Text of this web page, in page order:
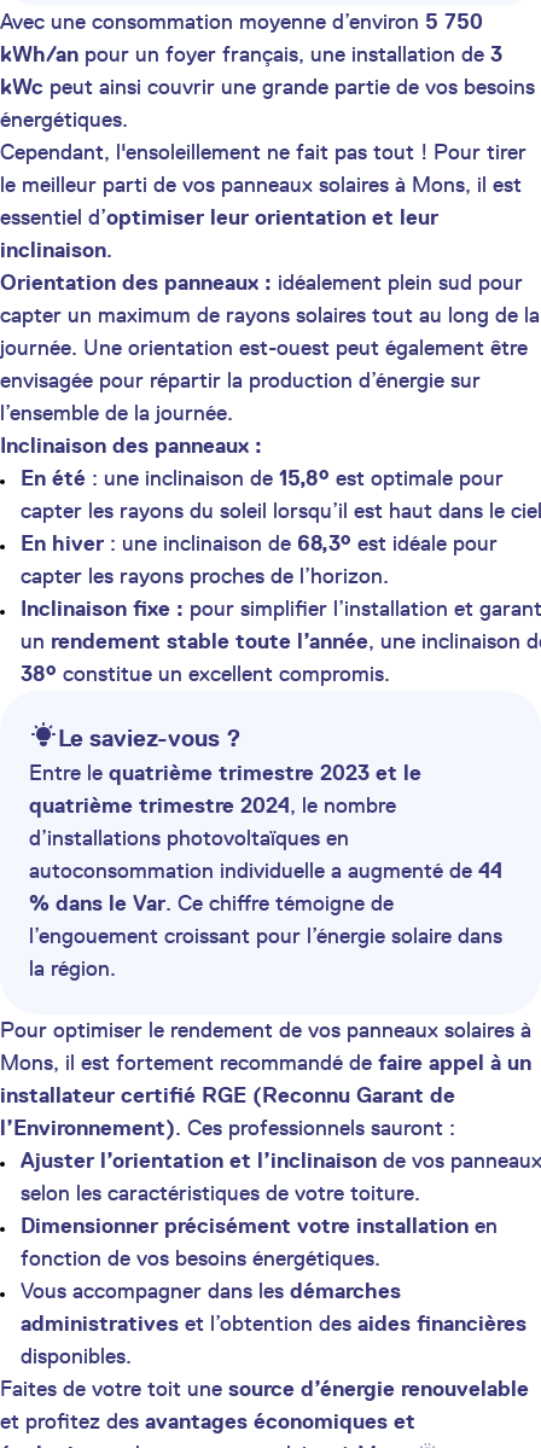
Avec une consommation moyenne d’environ 5 750
kWh/an pour un foyer français, une installation de 3
kWc peut ainsi couvrir une grande partie de vos besoins
énergétiques.
Cependant, l'ensoleillement ne fait pas tout ! Pour tirer
le meilleur parti de vos panneaux solaires à Mons, il est
essentiel d’optimiser leur orientation et leur
inclinaison.
Orientation des panneaux : idéalement plein sud pour
capter un maximum de rayons solaires tout au long de la
journée. Une orientation est-ouest peut également être
envisagée pour répartir la production d’énergie sur
l’ensemble de la journée.
Inclinaison des panneaux :
En été : une inclinaison de 15,8° est optimale pour
capter les rayons du soleil lorsqu’il est haut dans le
En hiver : une inclinaison de 68,3° est idéale pour
capter les rayons proches de l’horizon.
Inclinaison fixe : pour simplifier l’installation et
un rendement stable toute l’année, une inclinaison
38° constitue un excellent compromis.
Le saviez-vous ?
Entre le quatrième trimestre 2023 et le
quatrième trimestre 2024, le nombre
d’installations photovoltaïques en
autoconsommation individuelle a augmenté de 44
% dans le Var. Ce chiffre témoigne de
l’engouement croissant pour l’énergie solaire dans
la région.
Pour optimiser le rendement de vos panneaux solaires à
Mons, il est fortement recommandé de faire appel à un
installateur certifié RGE (Reconnu Garant de
l’Environnement). Ces professionnels sauront :
Ajuster l’orientation et l’inclinaison de vos panneaux
selon les caractéristiques de votre toiture.
Dimensionner précisément votre installation en
fonction de vos besoins énergétiques.
Vous accompagner dans les démarches
administratives et l’obtention des aides financières
disponibles.
Faites de votre toit une source d’énergie renouvelable
et profitez des avantages économiques et